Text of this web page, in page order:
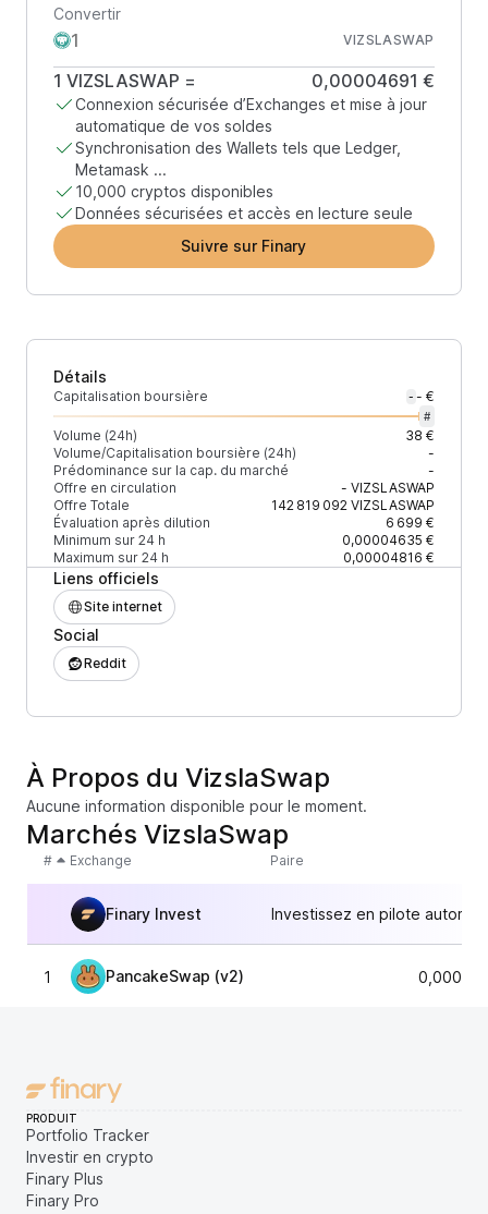
Convertir
VIZSLASWAP
1 VIZSLASWAP = 0,00004691 €
Connexion sécurisée d’Exchanges et mise à jour
automatique de vos soldes
Synchronisation des Wallets tels que Ledger,
Metamask ...
10,000 cryptos disponibles
Données sécurisées et accès en lecture seule
Suivre sur Finary
Détails
Capitalisation boursière - - €
#
Volume (24h)
38 €
Volume/Capitalisation boursière (24h)
-
Prédominance sur la cap. du marché
-
Offre en circulation
- VIZSLASWAP
Offre Totale
142 819 092VIZSLASWAP
Évaluation après dilution
6 699 €
Minimum sur 24 h
0,00004635 €
Maximum sur 24 h
0,00004816 €
Liens officiels
Site internet
Social
Reddit
À Propos du VizslaSwap
Aucune information disponible pour le moment.
Marchés VizslaSwap
# Exchange Paire
Finary Invest Investissez en pilote
1 PancakeSwap (v2)
PRODUIT
Portfolio Tracker
Investir en crypto
Finary Plus
Finary Pro